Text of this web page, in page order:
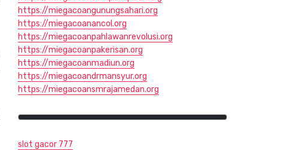
https://miegacoangunungsahari.org
https://miegacoanancol.org
https://miegacoanpahlawanrevolusi.org
https://miegacoanpakerisan.org
https://miegacoanmadiun.org
https://miegacoandrmansyur.org
https://miegacoansmrajamedan.org
slot gacor 777